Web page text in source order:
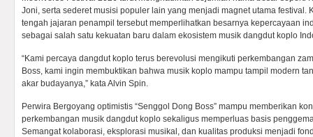
Joni, serta sederet musisi populer lain yang menjadi magnet utama festival.
tengah jajaran penampil tersebut memperlihatkan besarnya kepercayaan
sebagai salah satu kekuatan baru dalam ekosistem musik dangdut koplo
“Kami percaya dangdut koplo terus berevolusi mengikuti perkembangan
Boss, kami ingin membuktikan bahwa musik koplo mampu tampil modern
akar budayanya,” kata Alvin Spin.
Perwira Bergoyang optimistis “Senggol Dong Boss” mampu memberikan
perkembangan musik dangdut koplo sekaligus memperluas basis
Semangat kolaborasi, eksplorasi musikal, dan kualitas produksi menjadi